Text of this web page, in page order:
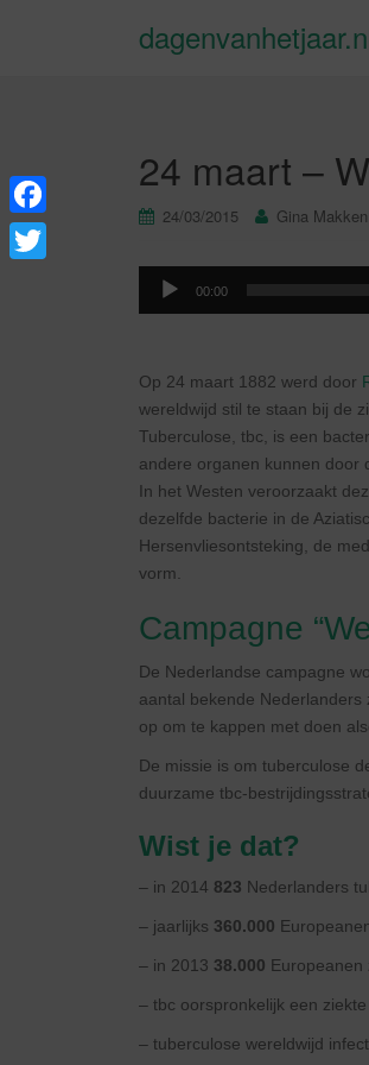
24 maart –
24/03/2015 Gina Makken
Audiospeler
00:00
Op 24 maart 1882 werd door
wereldwijd stil te staan bij de
Tuberculose, tbc, is een
andere organen kunnen door
In het Westen veroorzaakt
dezelfde bacterie in de
Hersenvliesontsteking, de
vorm.
Campagne
De Nederlandse campagne
aantal bekende Nederlanders
op om te kappen met doen
De missie is om tuberculose
duurzame tbc-
Wist je dat?
– in 2014 823 Nederlanders
– jaarlijks 360.000
– in 2013 38.000 Europeanen
– tbc oorspronkelijk een
– tuberculose wereldwijd
F